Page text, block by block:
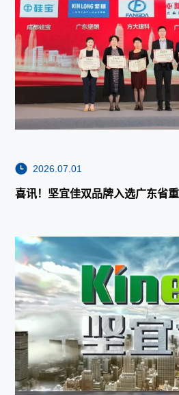
2026.07.01
喜讯！坚宜佳双品牌入选广东省